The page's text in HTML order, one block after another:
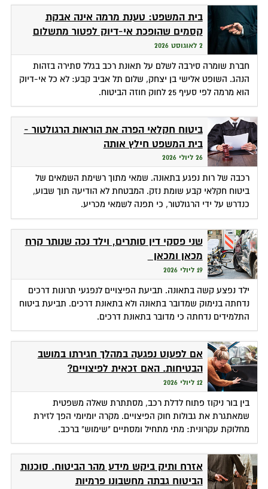
בית המשפט: טענת מרמה אינה אבקת
קסמים שהופכת אי-דיוק לפטור מתשלום
2 לאוגוסט 2026
חברת שומרה סירבה לשלם על תאונת רכב בגלל סתירה בזהות
הנהג. השופט אלישי בן יצחק, שלום תל אביב קבע: לא כל אי-דיוק
הוא מרמה לפי סעיף 25 לחוק חוזה הביטוח.
ביטוח חקלאי הפרה את הוראות הרגולטור -
בית המשפט חילץ אותה
26 ליולי 2026
רכבה של רות נפגע בתאונה. שמאי מתוך רשימת השמאים של
ביטוח חקלאי קבע שומת נזק. המבטחת לא הודיעה תוך שבוע,
כנדרש על ידי הרגולטור, כי תפנה לשמאי מכריע.
שני פסקי דין סותרים, וילד נכה שנותר קרח
מכאן ומכאן
19 ליולי 2026
ילד נפצע קשה בתאונה. תביעת הפיצויים לנפגעי תרונות דרכים
נדחתה בנימוק שמדובר בתאונה ולא בתאונת דרכים. תביעת ביטוח
התלמידים נדחתה כי מדובר בתאונת דרכים.
אם לפעוט נפגעה במהלך חגירתו במושב
הבטיחות. האם זכאית לפיצויים?
12 ליולי 2026
בין בור ניקוז פתוח לדלת רכב, מסתתרת שאלה משפטית
שמאתגרת את גבולות חוק הפיצויים. מקרה יומיומי הפך לזירת
מחלוקת עקרונית: מתי מתחיל ומסתיים "שימוש" ברכב.
אזרח ותיק ביקש מידע מהר הביטוח. סוכנות
הביטוח גבתה מחשבונו פרמיות